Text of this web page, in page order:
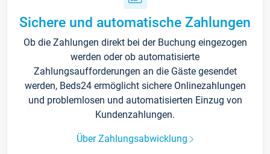
Sichere und automatische Zahlungen
Ob die Zahlungen direkt bei der Buchung eingezogen
werden oder ob automatisierte
Zahlungsaufforderungen an die Gäste gesendet
werden, Beds24 ermöglicht sichere Onlinezahlungen
und problemlosen und automatisierten Einzug von
Kundenzahlungen.
Über Zahlungsabwicklung